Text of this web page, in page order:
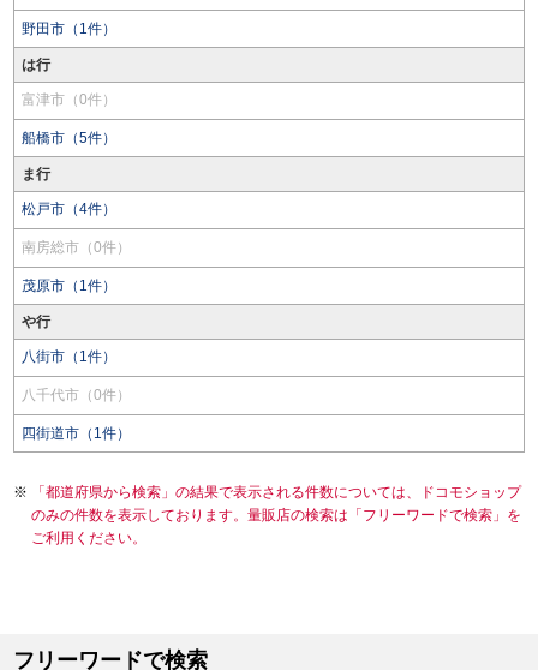
野田市（1件）
は行
富津市（0件）
船橋市（5件）
ま行
松戸市（4件）
南房総市（0件）
茂原市（1件）
や行
八街市（1件）
八千代市（0件）
四街道市（1件）
「都道府県から検索」の結果で表示される件数については、ドコモショップ
のみの件数を表示しております。量販店の検索は「フリーワードで検索」を
ご利用ください。
フリーワードで検索